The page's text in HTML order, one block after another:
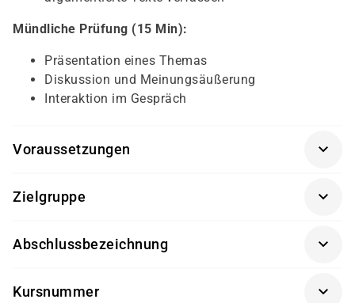
Mündliche Prüfung (15 Min):
Präsentation eines Themas
Diskussion und Meinungsäußerung
Interaktion im Gespräch
Voraussetzungen
Sprachkenntnisse auf dem Niveau C1 des
Gemeinsamen Europäischen Referenzrahmens
Empfohlene Teilnahme an einem vorbereitenden
Zielgruppe
Berufstätige, die Deutsch auf akademischem oder
Personen, die ihre Deutschkenntnisse offiziell
Abschlussbezeichnung
Kursnummer